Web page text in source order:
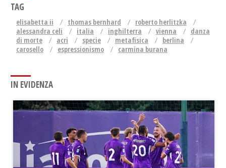
TAG
elisabetta ii thomas bernhard
roberto herlitzka
alessandra celi
italia inghilterra vienna
danza
di morte
acri specie metafisica
berlina
carosello
espressionismo carmina burana
IN EVIDENZA